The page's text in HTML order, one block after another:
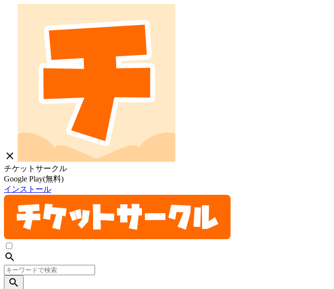
close
チケットサークル
Google Play(無料)
インストール
search
search